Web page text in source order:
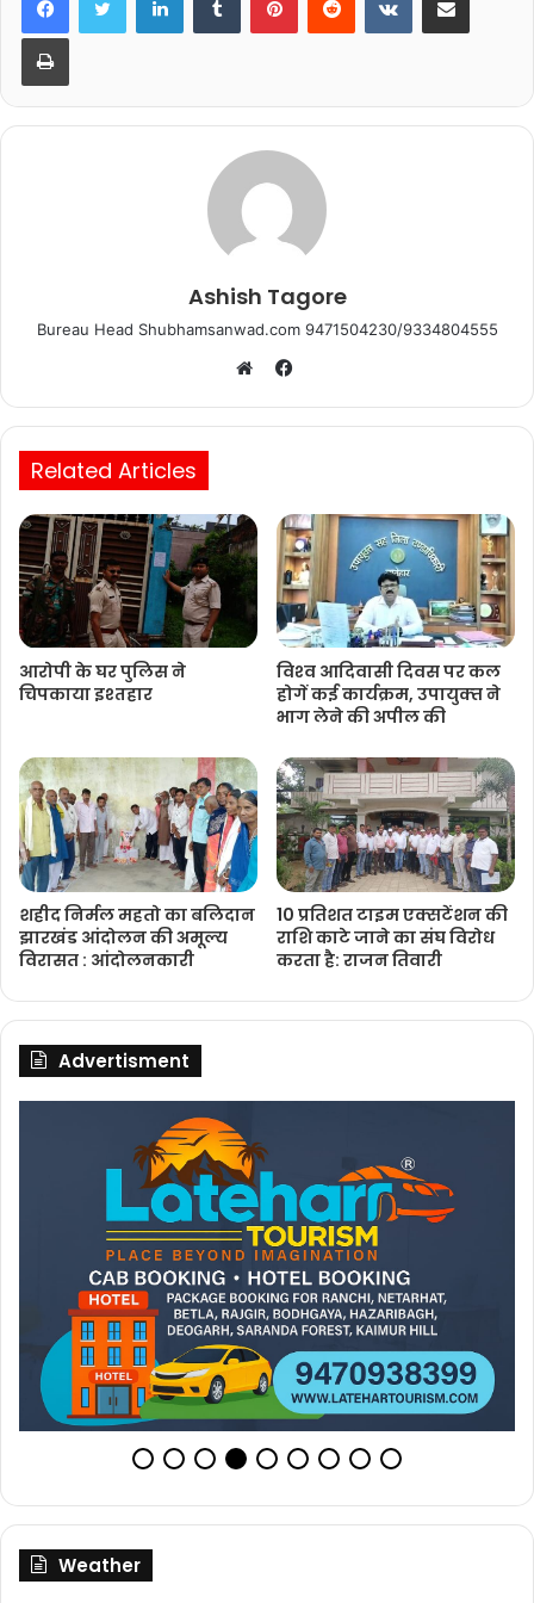
b
o
o
A
p
Print
Ashish Tagore
Bureau Head Shubhamsanwad.com 9471504230/9334804555
Facebook
Related Articles
आरोपी के घर पुलिस ने
चिपकाया इश्तहार
विश्‍व आदिवासी दिवस पर कल
होगें कई कार्यक्रम, उपायुक्‍त ने
भाग लेने की अपील की
शहीद निर्मल महतो का बलिदान
झारखंड आंदोलन की अमूल्य
विरासत : आंदोलनकारी
10 प्रतिशत टाइम एक्सटेंशन की
राशि काटे जाने का संघ विरोध
करता है: राजन तिवारी
Advertisment
Weather